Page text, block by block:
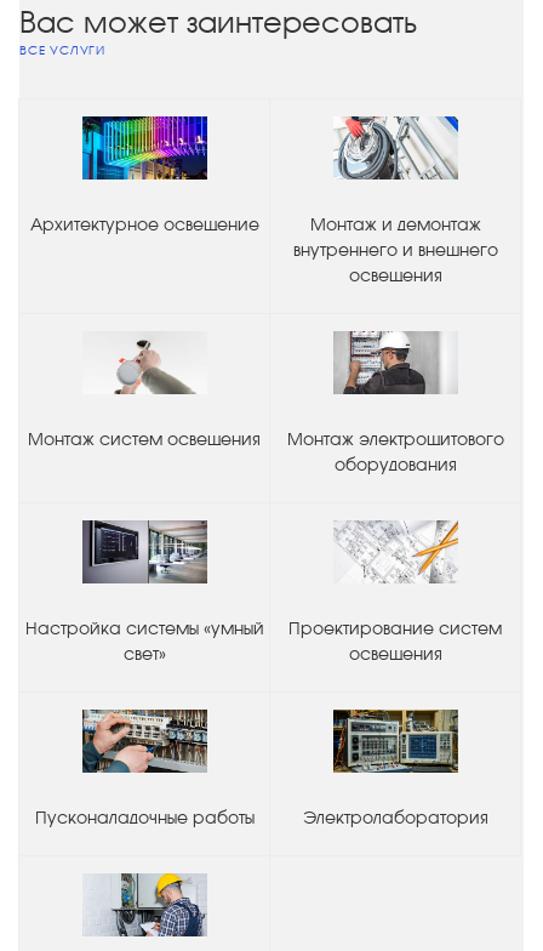
Вас может заинтересовать
ВСЕ УСЛУГИ
Архитектурное освещение
Монтаж и демонтаж
внутреннего и внешнего
освещения
Монтаж систем освещения
Монтаж электрощитового
оборудования
Настройка системы «умный
свет»
Проектирование систем
освещения
Пусконаладочные работы Электролаборатория